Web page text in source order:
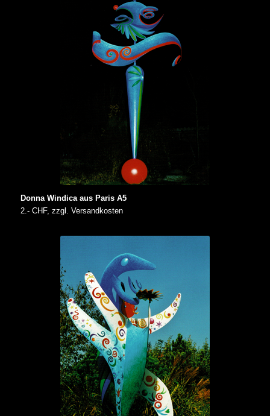
Donna Windica aus Paris A5
2.- CHF, zzgl. Versandkosten